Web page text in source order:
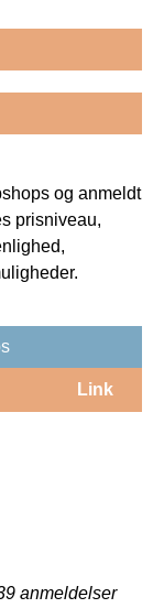
og anmeldt
prisniveau,
Link
anmeldelser